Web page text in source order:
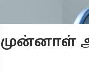
முன்னாள்